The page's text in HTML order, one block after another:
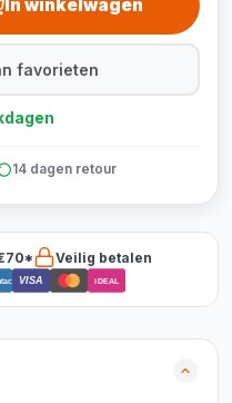
In winkelwagen
favorieten
14 dagen retour
Veilig betalen
VISA iDEAL